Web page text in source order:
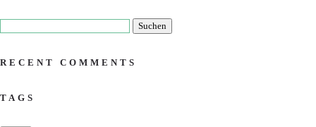
RECENT COMMENTS
TAGS